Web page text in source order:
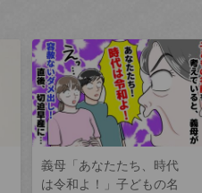
義母「あなたたち、時代
は令和よ！」子どもの名